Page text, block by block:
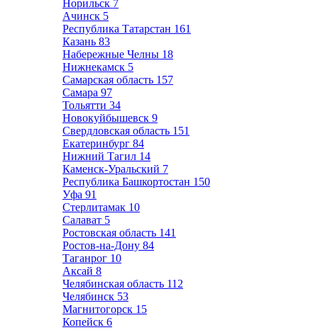
Норильск 7
Ачинск 5
Республика Татарстан 161
Казань 83
Набережные Челны 18
Нижнекамск 5
Самарская область 157
Самара 97
Тольятти 34
Новокуйбышевск 9
Свердловская область 151
Екатеринбург 84
Нижний Тагил 14
Каменск-Уральский 7
Республика Башкортостан 150
Уфа 91
Стерлитамак 10
Салават 5
Ростовская область 141
Ростов-на-Дону 84
Таганрог 10
Аксай 8
Челябинская область 112
Челябинск 53
Магнитогорск 15
Копейск 6